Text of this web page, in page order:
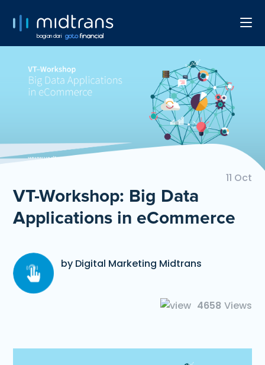
bagian dari
11 Oct
VT-Workshop: Big Data
Applications in eCommerce
by Digital Marketing Midtrans
4658 Views